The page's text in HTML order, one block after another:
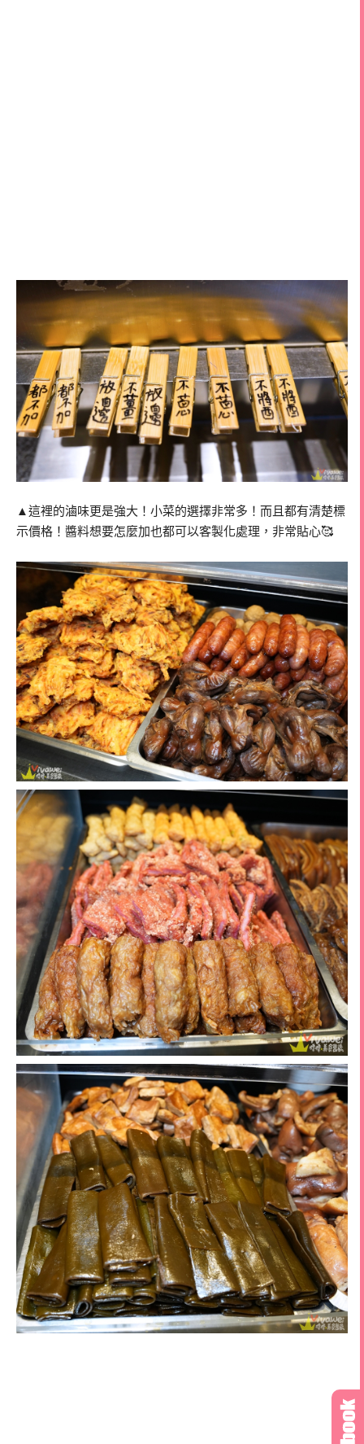
▲這裡的滷味更是強大！小菜的選擇非常多！而且都有清楚標
示價格！醬料想要怎麼加也都可以客製化處理，非常貼心🥰